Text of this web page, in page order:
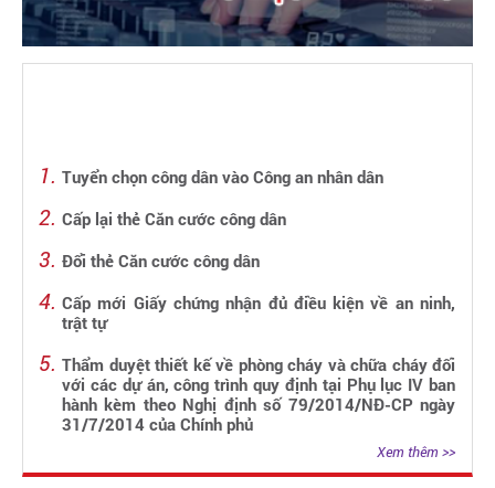
Tuyển chọn công dân vào Công an nhân dân
Cấp lại thẻ Căn cước công dân
Đổi thẻ Căn cước công dân
Cấp mới Giấy chứng nhận đủ điều kiện về an ninh,
trật tự
Thẩm duyệt thiết kế về phòng cháy và chữa cháy đối
với các dự án, công trình quy định tại Phụ lục IV ban
hành kèm theo Nghị định số 79/2014/NĐ-CP ngày
31/7/2014 của Chính phủ
Xem thêm >>